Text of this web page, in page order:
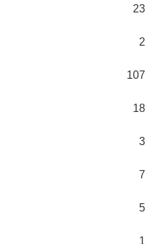
23
2
107
18
3
7
5
1